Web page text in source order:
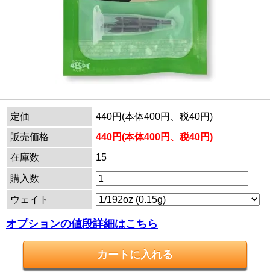
定価
440円(本体400円、税40円)
販売価格
440円(本体400円、税40円)
在庫数
15
購入数
ウェイト
オプションの値段詳細はこちら